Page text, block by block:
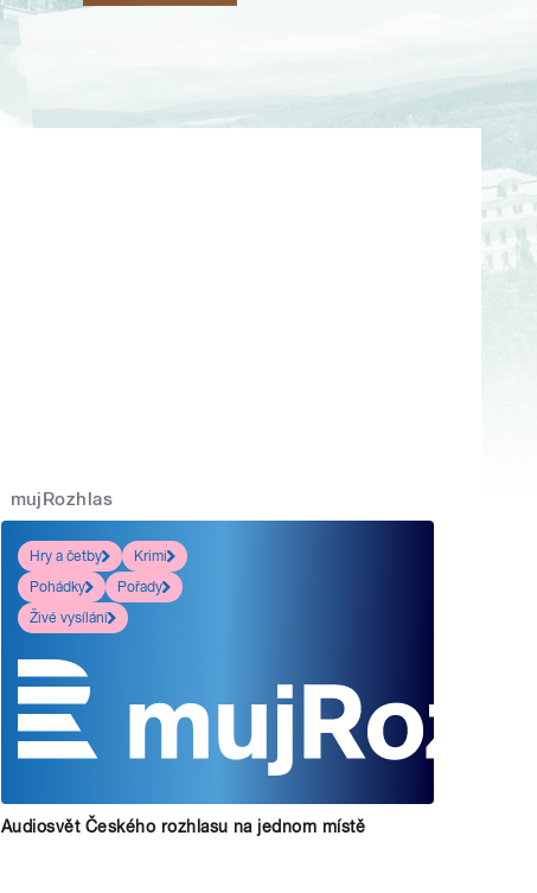
mujRozhlas
Hry a četby
Krimi
Pohádky
Pořady
Živé vysílání
Audiosvět Českého rozhlasu na jednom místě